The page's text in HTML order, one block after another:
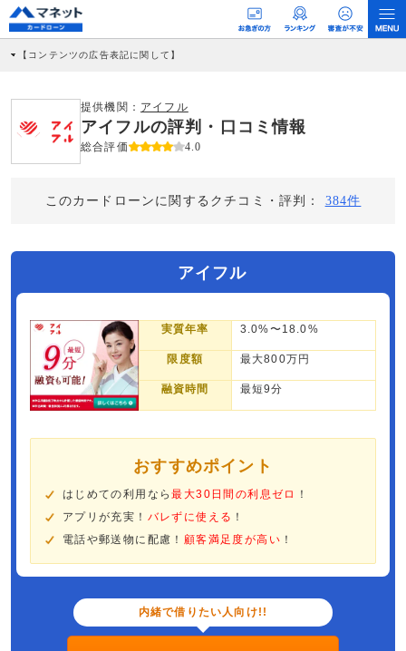
【コンテンツの広告表記に関して】
社に対して企業から紹介報酬が支払われるという収益モデルです。 ただし、特定の
商品を根拠なくPRするものではなく、当編集部の調査／ユーザーへの口コミ収集な
どに基づき、公平性を担保した情報提供を行っています。
>提携企業一覧
提供機関： アイフル
アイフルの評判・口コミ情報
総合評価 4.0
このカードローンに関するクチコミ・評判： 384件
アイフル
実質年率 3.0%〜18.0%
限度額 最大800万円
融資時間 最短9分
おすすめポイント
はじめての利用なら最大30日間の利息ゼロ
！
アプリが充実！ バレずに使える ！
電話や郵送物に配慮！ 顧客満足度が高い ！
内緒で借りたい人向け!!